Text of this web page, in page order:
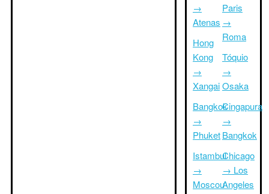
→
Atenas
Hong
Kong
→
Xangai
Bangkok
→
Phuket
Istambul
→
Moscou
Paris
→
Roma
Tóquio
→
Osaka
Cingapura
→
Bangkok
Chicago
→ Los
Angeles